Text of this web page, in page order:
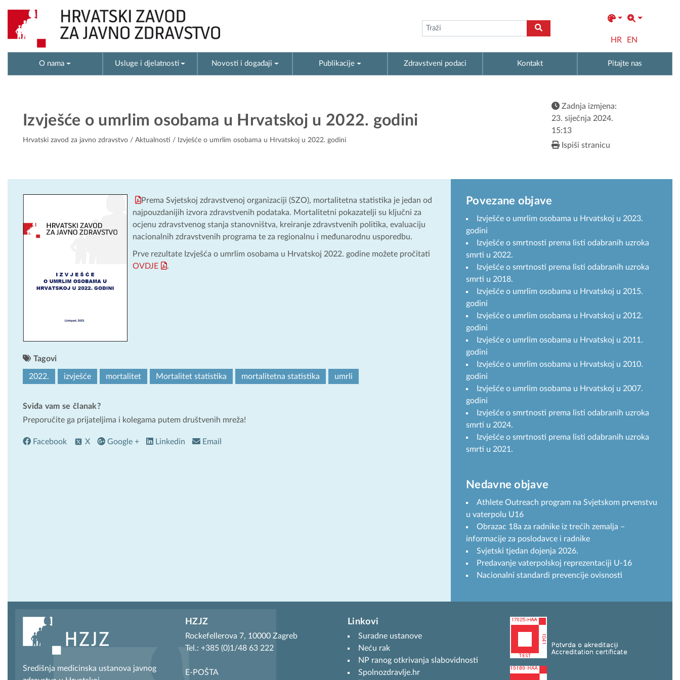
HR EN
O nama Usluge i djelatnosti Novosti i događaji Publikacije Zdravstveni podaci Kontakt Pitajte nas
Izvješće o umrlim osobama u Hrvatskoj u 2022. godini
Hrvatski zavod za javno zdravstvo / Aktualnosti / Izvješće o umrlim osobama u Hrvatskoj u 2022. godini
Zadnja izmjena:
23. siječnja 2024.
15:13
Ispiši stranicu
Prema Svjetskoj zdravstvenoj organizaciji (SZO), mortalitetna statistika je jedan od
najpouzdanijih izvora zdravstvenih podataka. Mortalitetni pokazatelji su ključni za
ocjenu zdravstvenog stanja stanovništva, kreiranje zdravstvenih politika, evaluaciju
nacionalnih zdravstvenih programa te za regionalnu i međunarodnu usporedbu.
Prve rezultate Izvješća o umrlim osobama u Hrvatskoj 2022. godine možete pročitati
OVDJE
.
Tagovi
2022. izvješće mortalitet Mortalitet statistika mortalitetna statistika umrli
Sviđa vam se članak?
Preporučite ga prijateljima i kolegama putem društvenih mreža!
Facebook X Google + Linkedin Email
Povezane objave
Izvješće o umrlim osobama u Hrvatskoj u 2023.
godini
Izvješće o smrtnosti prema listi odabranih uzroka
smrti u 2022.
Izvješće o smrtnosti prema listi odabranih uzroka
smrti u 2018.
Izvješće o umrlim osobama u Hrvatskoj u 2015.
godini
Izvješće o umrlim osobama u Hrvatskoj u 2012.
godini
Izvješće o umrlim osobama u Hrvatskoj u 2011.
godini
Izvješće o umrlim osobama u Hrvatskoj u 2010.
godini
Izvješće o umrlim osobama u Hrvatskoj u 2007.
godini
Izvješće o smrtnosti prema listi odabranih uzroka
smrti u 2024.
Izvješće o smrtnosti prema listi odabranih uzroka
smrti u 2021.
Nedavne objave
Athlete Outreach program na Svjetskom prvenstvu
u vaterpolu U16
Obrazac 18a za radnike iz trećih zemalja –
informacije za poslodavce i radnike
Svjetski tjedan dojenja 2026.
Predavanje vaterpolskoj reprezentaciji U-16
Nacionalni standardi prevencije ovisnosti
Središnja medicinska ustanova javnog
HZJZ
Rockefellerova 7, 10000 Zagreb
Tel.: +385 (0)1/48 63 222
E-POŠTA
Linkovi
Suradne ustanove
Neću rak
NP ranog otkrivanja slabovidnosti
Spolnozdravlje.hr